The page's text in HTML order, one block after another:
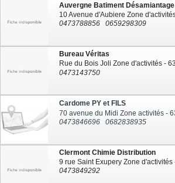
Auvergne Batiment Désamiantage
0473788856
0659298309
Bureau Véritas
0473143750
Cardome PY et FILS
0473846696
0682838935
Clermont Chimie Distribution
0473849292